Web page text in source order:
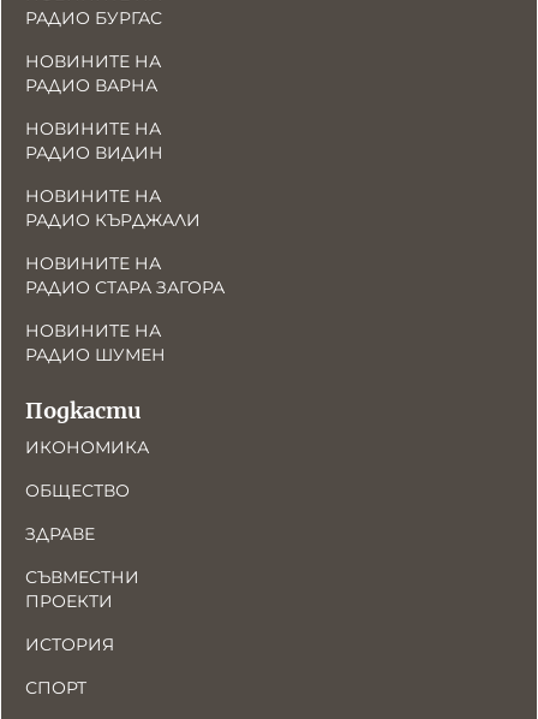
РАДИО БУРГАС
НОВИНИТЕ НА
РАДИО ВАРНА
НОВИНИТЕ НА
РАДИО ВИДИН
НОВИНИТЕ НА
РАДИО КЪРДЖАЛИ
НОВИНИТЕ НА
РАДИО СТАРА ЗАГОРА
НОВИНИТЕ НА
РАДИО ШУМЕН
Подкасти
ИКОНОМИКА
ОБЩЕСТВО
ЗДРАВЕ
СЪВМЕСТНИ
ПРОЕКТИ
ИСТОРИЯ
СПОРТ